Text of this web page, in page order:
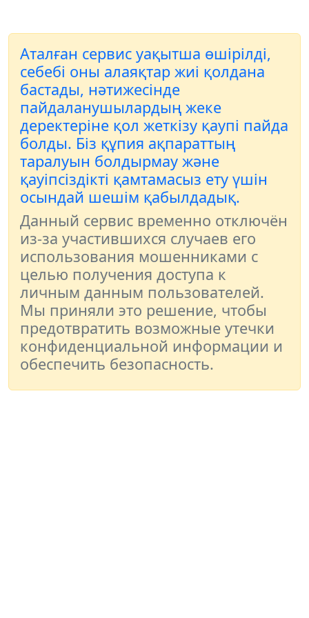
Аталған сервис уақытша өшірілді,
себебі оны алаяқтар жиі қолдана
бастады, нәтижесінде
пайдаланушылардың жеке
деректеріне қол жеткізу қаупі пайда
болды. Біз құпия ақпараттың
таралуын болдырмау және
қауіпсіздікті қамтамасыз ету үшін
осындай шешім қабылдадық.
Данный сервис временно отключён
из-за участившихся случаев его
использования мошенниками с
целью получения доступа к
личным данным пользователей.
Мы приняли это решение, чтобы
предотвратить возможные утечки
конфиденциальной информации и
обеспечить безопасность.